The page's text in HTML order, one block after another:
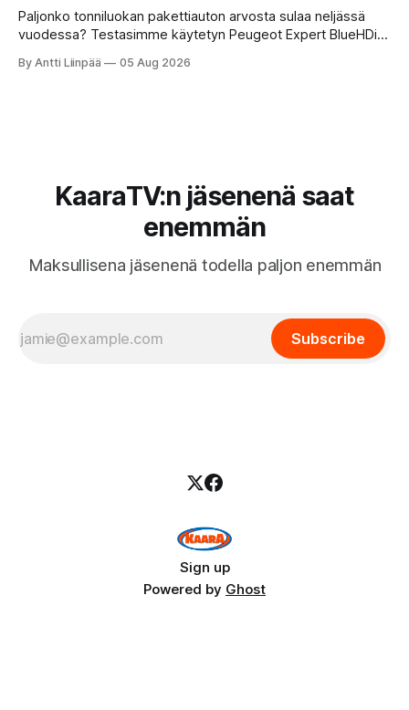
Paljonko tonniluokan pakettiauton arvosta sulaa neljässä
vuodessa? Testasimme käytetyn Peugeot Expert BlueHDi
16 900 €. Perkaamme auton taustat, varusteet, ajo-
By Antti Liinpää 05 Aug 2026
KaaraTV:n jäsenenä saat
enemmän
Maksullisena jäsenenä todella paljon enemmän
Subscribe
Sign up
Powered by Ghost